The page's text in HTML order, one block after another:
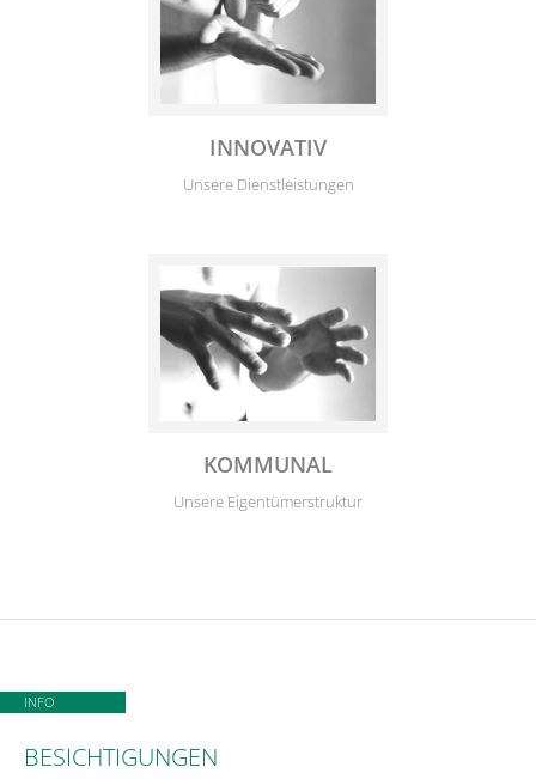
INNOVATIV
Unsere Dienstleistungen
KOMMUNAL
Unsere Eigentümerstruktur
INFO
BESICHTIGUNGEN